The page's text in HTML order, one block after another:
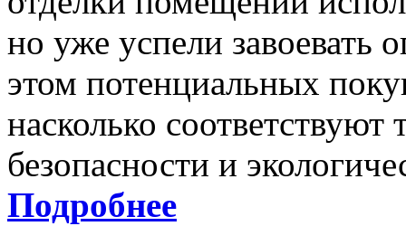
но уже успели
этом потенциальных
насколько соответствуют
безопасности и
Подробнее